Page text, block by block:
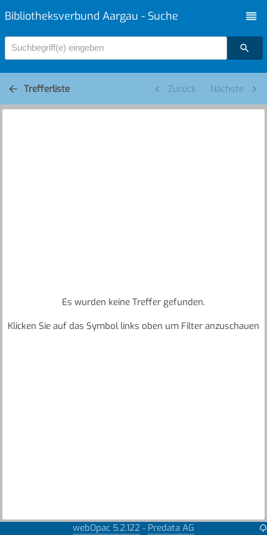
Bibliotheksverbund Aargau - Suche
Suchbegriff(e) eingeben
Trefferliste Zurück Nächste
Es wurden keine Treffer gefunden.
Klicken Sie auf das Symbol links oben um Filter anzuschauen
webOpac 5.2.122 - Predata AG